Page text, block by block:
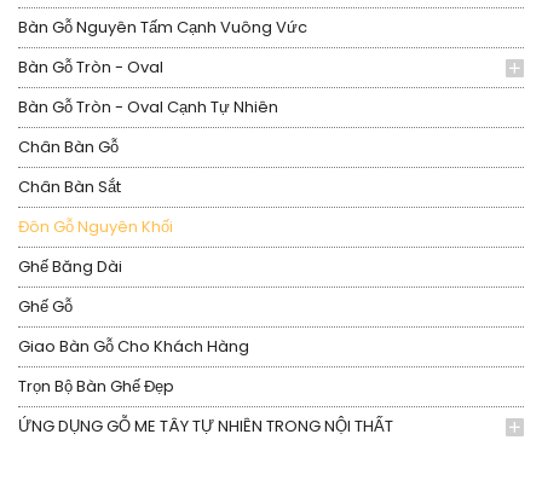
Bàn Gỗ Nguyên Tấm Cạnh Vuông Vức
Bàn Gỗ Tròn - Oval
Bàn Gỗ Tròn - Oval Cạnh Tự Nhiên
Chân Bàn Gỗ
Chân Bàn Sắt
Đôn Gỗ Nguyên Khối
Ghế Băng Dài
Ghế Gỗ
Giao Bàn Gỗ Cho Khách Hàng
Trọn Bộ Bàn Ghế Đẹp
ỨNG DỤNG GỖ ME TÂY TỰ NHIÊN TRONG NỘI THẤT